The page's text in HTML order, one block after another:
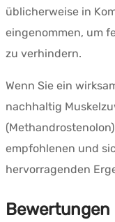
üblicherweise in
eingenommen, um
zu verhindern.
Wenn Sie ein
nachhaltig
empfohlenen und
hervorragenden
Bewertungen